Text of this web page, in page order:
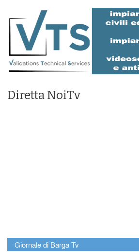
Diretta NoiTv
Giornale di Barga Tv